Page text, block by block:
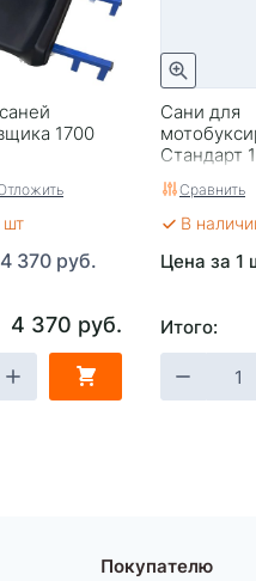
1700
шт
4 370 руб.
4 370 руб.
Сани для
Стандарт
Сравнить
В
Цена за 1
Итого:
Покупателю